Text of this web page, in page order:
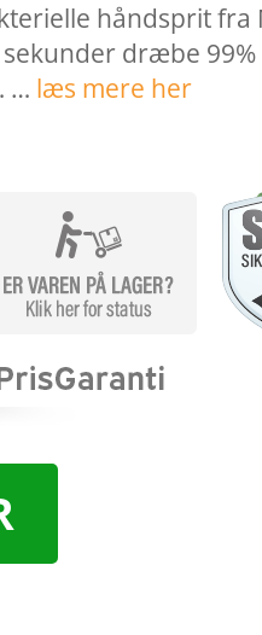
håndsprit fra
dræbe
… læs mere her